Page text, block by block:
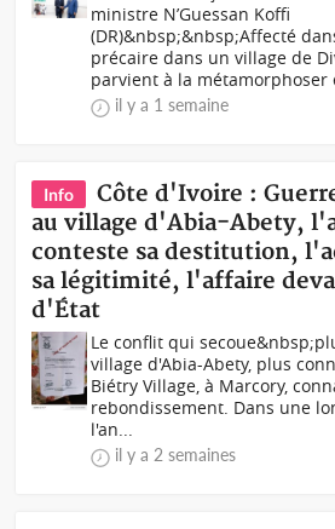
ministre N’Guessan Koffi
(DR)&nbsp;&nbsp;Affecté
précaire dans un village de
parvient à la métamorphoser
il y a 1 semaine
Info
Côte d'Ivoire :
au village d'Abia-Abety,
conteste sa destitution,
sa légitimité, l'affaire
d'État
Le conflit qui
village d'Abia-Abety, plus
Biétry Village, à Marcory,
rebondissement. Dans une
l'an...
il y a 2 semaines